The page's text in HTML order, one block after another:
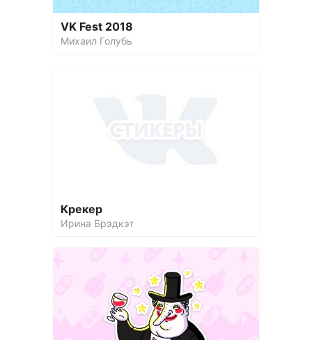
VK Fest 2018
Михаил Голубь
Крекер
Ирина Брэдкэт